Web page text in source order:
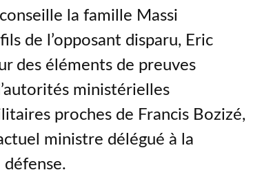
la famille Massi
de l’opposant disparu, Eric
des éléments de preuves
ministérielles
proches de Francis Bozizé,
ministre délégué à la
défense.